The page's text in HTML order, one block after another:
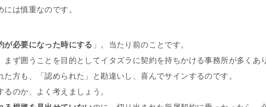
には慎重なのです。
が必要になった時にする 」。当たり前のことです。
まず囲うことを目的としてイタズラに契約を持ちかける事務所が多くあ
た方も、「認められた」と勘違いし、喜んでサインするのです。
るのか、よく考えましょう。